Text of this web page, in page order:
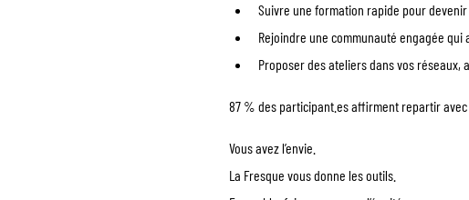
Suivre une formation rapide pour
Rejoindre une communauté engagée
Proposer des ateliers dans vos réseaux,
87 % des participant.es affirment repartir avec
Vous avez l’envie.
La Fresque vous donne les outils.